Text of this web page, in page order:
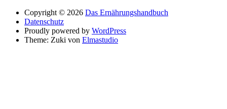
Copyright © 2026 Das Ernährungshandbuch
Datenschutz
Proudly powered by WordPress
Theme: Zuki von Elmastudio